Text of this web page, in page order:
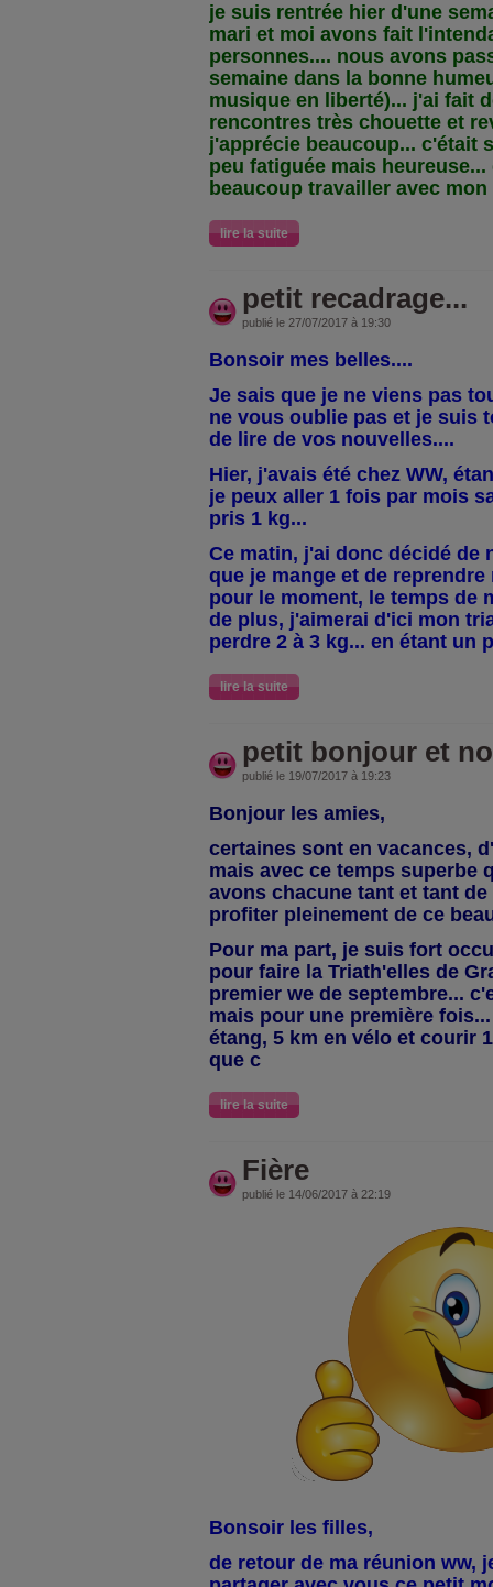
je suis rentrée hier d'une
mari et moi avons fait
personnes.... nous avons
semaine dans la bonne
musique en liberté)... j'ai fait
rencontres très chouette et
j'apprécie beaucoup... c'était
peu fatiguée mais
beaucoup travailler avec
lire la suite
petit recadrage...
publié le 27/07/2017 à 19:30
Bonsoir mes belles....
Je sais que je ne viens pas
ne vous oublie pas et je suis
de lire de vos nouvelles....
Hier, j'avais été chez WW,
je peux aller 1 fois par mois
pris 1 kg...
Ce matin, j'ai donc décidé de
que je mange et de
pour le moment, le temps de
de plus, j'aimerai d'ici mon
perdre 2 à 3 kg... en étant un
lire la suite
petit bonjour et
publié le 19/07/2017 à 19:23
Bonjour les amies,
certaines sont en vacances,
mais avec ce temps superbe
avons chacune tant et tant
profiter pleinement de ce
Pour ma part, je suis fort
pour faire la Triath'elles de
premier we de septembre...
mais pour une première
étang, 5 km en vélo et courir
que c
lire la suite
Fière
publié le 14/06/2017 à 22:19
Bonsoir les filles,
de retour de ma réunion ww,